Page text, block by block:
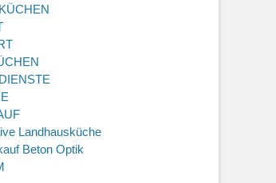
Landhausküche
Beton Optik